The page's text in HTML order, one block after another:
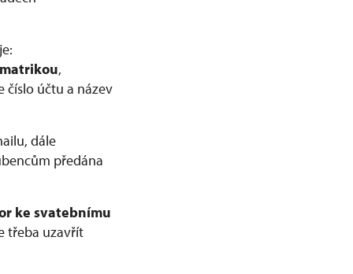
,
číslo účtu a název
dále
předána
ke svatebnímu
třeba uzavřít